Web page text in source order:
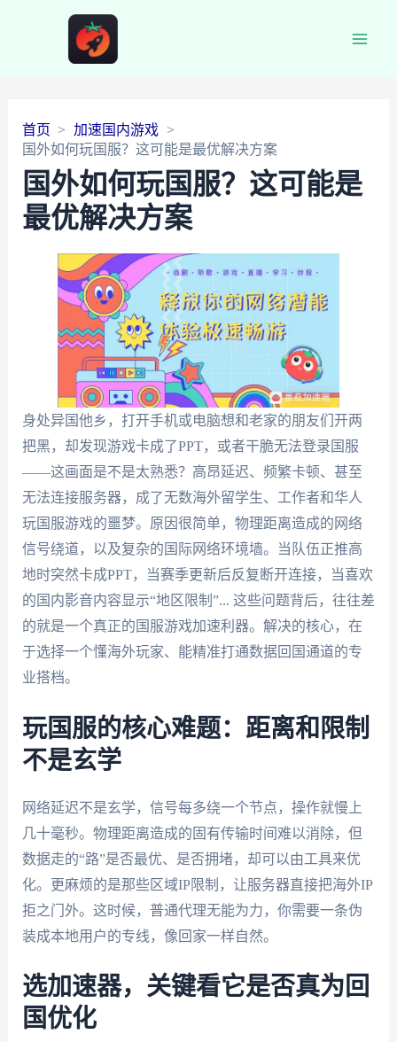
首页
加速国内游戏
国外如何玩国服？这可能是最优解决方案
国外如何玩国服？这可能是
最优解决方案
身处异国他乡，打开手机或电脑想和老家的朋友们开两
把黑，却发现游戏卡成了PPT，或者干脆无法登录国服
——这画面是不是太熟悉？高昂延迟、频繁卡顿、甚至
无法连接服务器，成了无数海外留学生、工作者和华人
玩国服游戏的噩梦。原因很简单，物理距离造成的网络
信号绕道，以及复杂的国际网络环境墙。当队伍正推高
地时突然卡成PPT，当赛季更新后反复断开连接，当喜欢
的国内影音内容显示“地区限制”... 这些问题背后，往往差
的就是一个真正的国服游戏加速利器。解决的核心，在
于选择一个懂海外玩家、能精准打通数据回国通道的专
业搭档。
玩国服的核心难题：距离和限制
不是玄学
网络延迟不是玄学，信号每多绕一个节点，操作就慢上
几十毫秒。物理距离造成的固有传输时间难以消除，但
数据走的“路”是否最优、是否拥堵，却可以由工具来优
化。更麻烦的是那些区域IP限制，让服务器直接把海外IP
拒之门外。这时候，普通代理无能为力，你需要一条伪
装成本地用户的专线，像回家一样自然。
选加速器，关键看它是否真为回
国优化